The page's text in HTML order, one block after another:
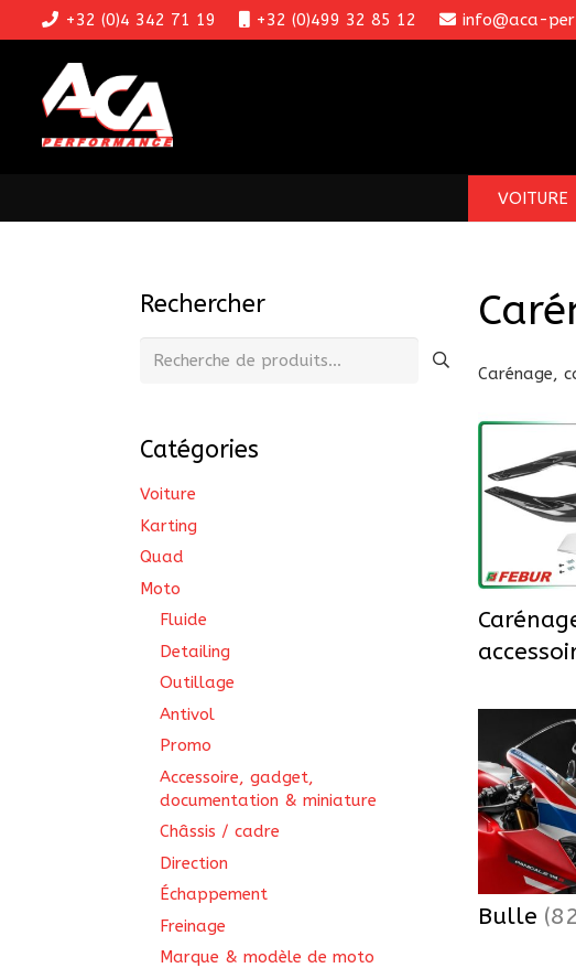
+32 (0)4 342 71 19 +32 (0)499 32 85 12 info@aca-
VOITURE
Carénage,
Bulle
Rechercher
Recherche
Catégories
Voiture
Karting
Quad
Moto
Fluide
Detailing
Outillage
Antivol
Promo
Accessoire, gadget,
documentation & miniature
Châssis / cadre
Direction
Échappement
Freinage
Marque & modèle de moto